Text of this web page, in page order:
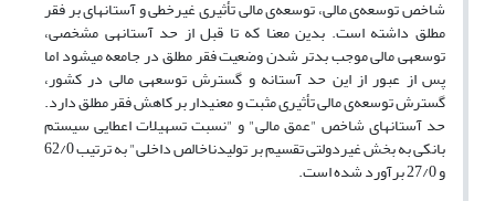
شاخص توسعه‌ی مالی، توسعه‌ی مالی تأثیری غیرخطی و آستانه­ای بر فقر
مطلق داشته است. بدین معنا که تا قبل از حد آستانه­­ی مشخصی،
توسعه­ی مالی موجب بدتر شدن وضعیت فقر مطلق در جامعه می­شود اما
پس از عبور از این حد آستانه­ و گسترش توسعه­ی مالی در کشور،
گسترش توسعه‌ی مالی تأثیری مثبت و معنی­دار بر کاهش فقر مطلق دارد.
حد آستانه­ای شاخص "عمق مالی" و "نسبت تسهیلات اعطایی سیستم
بانکی به بخش غیردولتی تقسیم بر تولیدناخالص داخلی" به ترتیب 62/0
و 27/0 برآورد شده است.